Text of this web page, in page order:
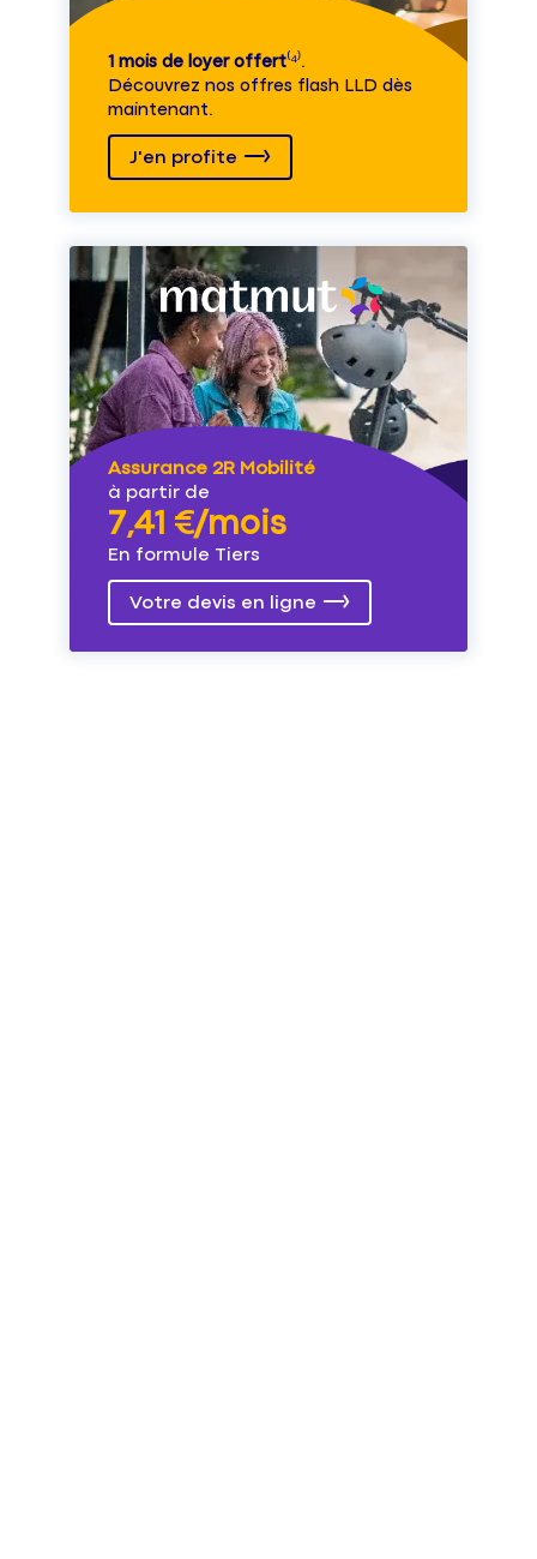
1 mois de loyer offert⁽⁴⁾.
Découvrez nos offres flash LLD dès
maintenant.
J'en profite
Assurance 2R Mobilité
à partir de
7,41 €/mois
En formule Tiers
Votre devis en ligne